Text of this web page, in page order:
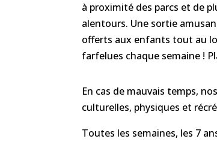
à proximité des parcs et de
alentours. Une sortie
offerts aux enfants tout au
farfelues chaque semaine !
En cas de mauvais temps, nos
culturelles, physiques et
Toutes les semaines, les 7